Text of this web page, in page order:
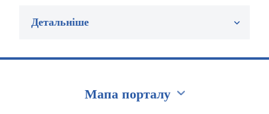
Детальніше
Мапа порталу